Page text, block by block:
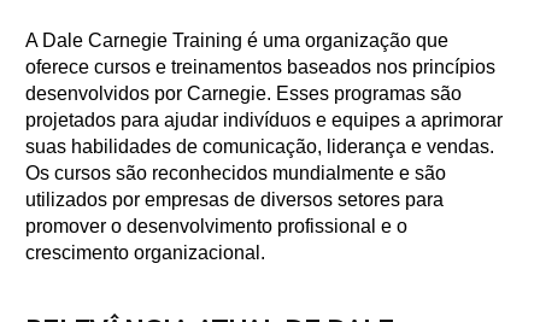
A Dale Carnegie Training é uma organização que
oferece cursos e treinamentos baseados nos princípios
desenvolvidos por Carnegie. Esses programas são
projetados para ajudar indivíduos e equipes a aprimorar
suas habilidades de comunicação, liderança e vendas.
Os cursos são reconhecidos mundialmente e são
utilizados por empresas de diversos setores para
promover o desenvolvimento profissional e o
crescimento organizacional.